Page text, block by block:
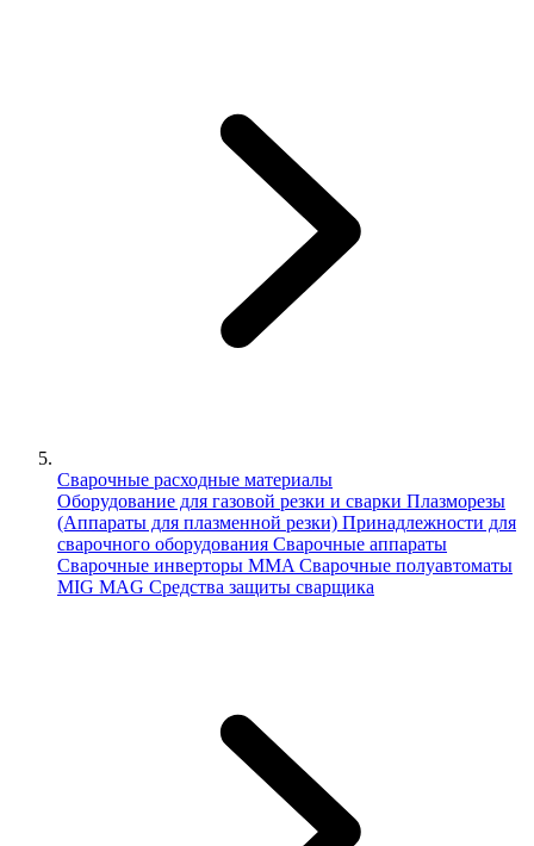
Сварочные расходные материалы
Оборудование для газовой резки и сварки Плазморезы
(Аппараты для плазменной резки) Принадлежности для
сварочного оборудования Сварочные аппараты
Сварочные инверторы MMA Сварочные полуавтоматы
MIG MAG Средства защиты сварщика